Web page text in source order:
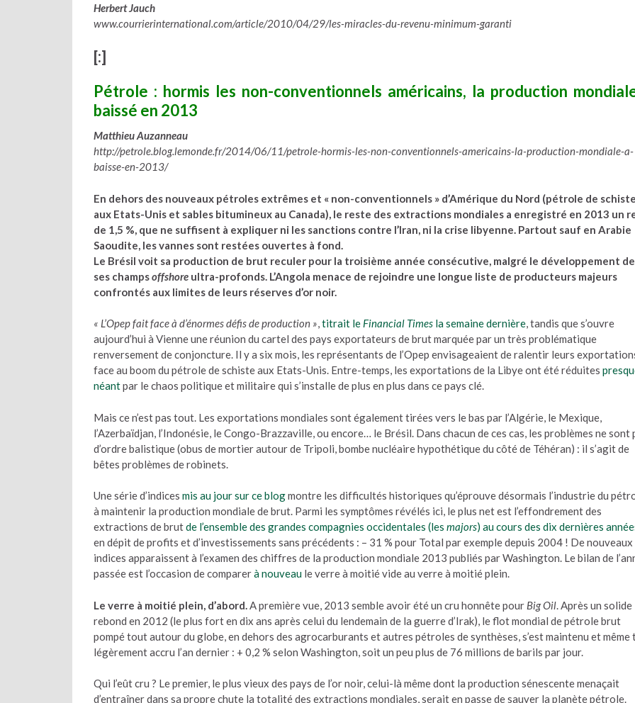
Herbert Jauch
www.courrierinternational.com/article/2010/04/29/les-miracles-du-revenu-minimum-garanti
[:]
Pétrole : hormis les non-conventionnels américains, la production
baissé en 2013
Matthieu Auzanneau
http://petrole.blog.lemonde.fr/2014/06/11/petrole-hormis-les-non-conventionnels-americains-la-production-mondiale-a-
baisse-en-2013/
En dehors des nouveaux pétroles extrêmes et « non-conventionnels » d’Amérique du Nord (pétrole de schiste
aux Etats-Unis et sables bitumineux au Canada), le reste des extractions mondiales a enregistré en 2013 un
de 1,5 %, que ne suffisent à expliquer ni les sanctions contre l’Iran, ni la crise libyenne. Partout sauf en Arabie
Saoudite, les vannes sont restées ouvertes à fond.
Le Brésil voit sa production de brut reculer pour la troisième année consécutive, malgré le développement de
ses champsoffshore ultra-profonds. L’Angola menace de rejoindre une longue liste de producteurs majeurs
confrontés aux limites de leurs réserves d’or noir.
« L’Opep fait face à d’énormes défis de production »,titrait le Financial Times la semaine dernière, tandis que s’ouvre
aujourd’hui à Vienne une réunion du cartel des pays exportateurs de brut marquée par un très problématique
renversement de conjoncture. Il y a six mois, les représentants de l’Opep envisageaient de ralentir leurs
face au boom du pétrole de schiste aux Etats-Unis. Entre-temps, les exportations de la Libye ont été réduites
néantpar le chaos politique et militaire qui s’installe de plus en plus dans ce pays clé.
Mais ce n’est pas tout. Les exportations mondiales sont également tirées vers le bas par l’Algérie, le Mexique,
l’Azerbaïdjan, l’Indonésie, le Congo-Brazzaville, ou encore… le Brésil. Dans chacun de ces cas, les problèmes ne sont
d’ordre balistique (obus de mortier autour de Tripoli, bombe nucléaire hypothétique du côté de Téhéran) : il s’agit de
bêtes problèmes de robinets.
Une série d’indices mis au jour sur ce blogmontre les difficultés historiques qu’éprouve désormais l’industrie du
à maintenir la production mondiale de brut. Parmi les symptômes révélés ici, le plus net est l’effondrement des
extractions de brutde l’ensemble des grandes compagnies occidentales (les majors) au cours des dix dernières
en dépit de profits et d’investissements sans précédents : – 31 % pour Total par exemple depuis 2004 ! De nouveaux
indices apparaissent à l’examen des chiffres de la production mondiale 2013 publiés par Washington. Le bilan de
passée est l’occasion de comparerà nouveau le verre à moitié vide au verre à moitié plein.
Le verre à moitié plein, d’abord. A première vue, 2013 semble avoir été un cru honnête pour Big Oil . Après un solide
rebond en 2012 (le plus fort en dix ans après celui du lendemain de la guerre d’Irak), le flot mondial de pétrole brut
pompé tout autour du globe, en dehors des agrocarburants et autres pétroles de synthèses, s’est maintenu et même
légèrement accru l’an dernier : + 0,2 % selon Washington, soit un peu plus de 76 millions de barils par jour.
Qui l’eût cru ? Le premier, le plus vieux des pays de l’or noir, celui-là même dont la production sénescente menaçait
d’entraîner dans sa propre chute la totalité des extractions mondiales, serait en passe de sauver la planète pétrole.